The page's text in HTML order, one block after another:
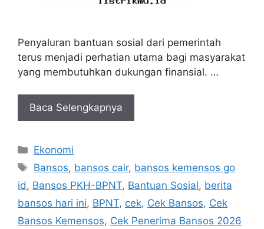
Penyaluran bantuan sosial dari pemerintah
terus menjadi perhatian utama bagi masyarakat
yang membutuhkan dukungan finansial. …
Baca Selengkapnya
Kategori
Ekonomi
Tag
Bansos, bansos cair, bansos kemensos go
id, Bansos PKH-BPNT, Bantuan Sosial, berita
bansos hari ini, BPNT, cek, Cek Bansos, Cek
Bansos Kemensos, Cek Penerima Bansos 2026